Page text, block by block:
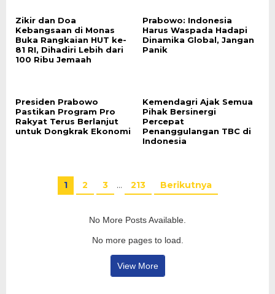
Zikir dan Doa
Kebangsaan di Monas
Buka Rangkaian HUT ke-
81 RI, Dihadiri Lebih dari
100 Ribu Jemaah
Prabowo: Indonesia
Harus Waspada Hadapi
Dinamika Global, Jangan
Panik
Presiden Prabowo
Pastikan Program Pro
Rakyat Terus Berlanjut
untuk Dongkrak Ekonomi
Kemendagri Ajak Semua
Pihak Bersinergi
Percepat
Penanggulangan TBC di
Indonesia
1 2 3 … 213 Berikutnya
No More Posts Available.
No more pages to load.
View More